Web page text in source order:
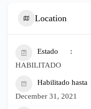
Location
Estado
HABILITADO
Habilitado hasta
December 31, 2021